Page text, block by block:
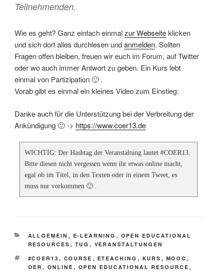
Teilnehmenden.
Wie es geht? Ganz einfach einmalzur Webseiteklicken
und sich dort alles durchlesen undanmelden. Sollten
Fragen offen bleiben, freuen wir euch im Forum, auf Twitter
oder wo auch immer Antwort zu geben. Ein Kurs lebt
einmal von Partizipation 🙂 .
Vorab gibt es einmal ein kleines Video zum Einstieg:
Danke auch für die Unterstützung bei der Verbreitung der
Ankündigung 🙂 -> https://www.coer13.de
WICHTIG: Der Hashtag der Veranstaltung lautet #COER13.
Bitte diesen nicht vergessen wenn ihr etwas online macht,
egal ob im Titel, in den Texten oder in einem Tweet, es
muss nur vorkommen 🙂 .
KATEGORIEN
ALLGEMEIN , E-LEARNING , OPEN EDUCATIONAL
RESOURCES , TUG , VERANSTALTUNGEN
SCHLAGWÖRTER
#COER13 , COURSE , ETEACHING , KURS , MOOC ,
OER , ONLINE , OPEN EDUCATIONAL RESOURCE ,